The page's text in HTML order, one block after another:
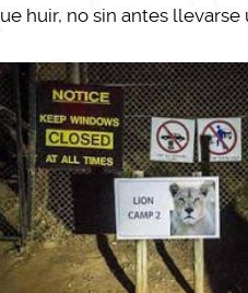
huir, no sin antes llevarse